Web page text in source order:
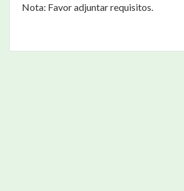
Nota: Favor adjuntar requisitos.